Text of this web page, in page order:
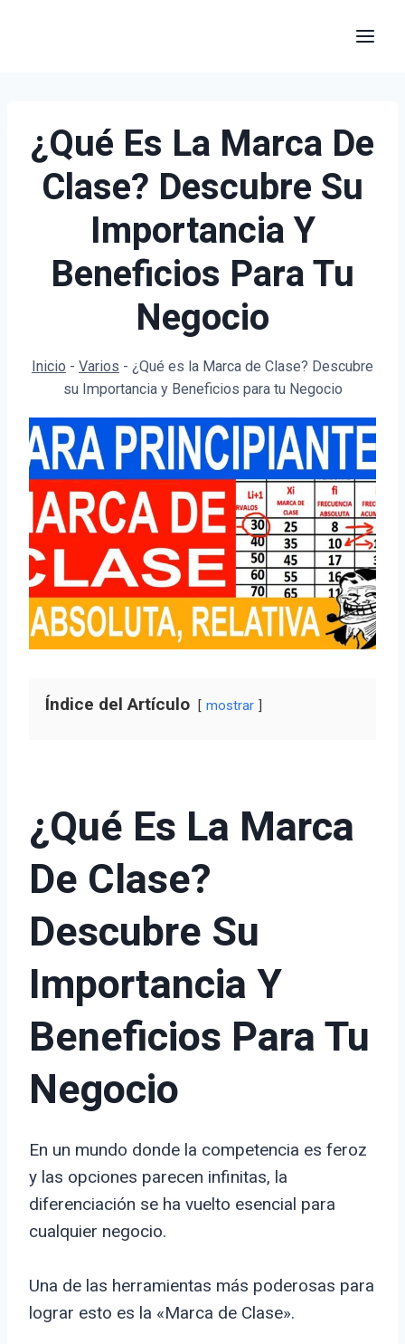
¿Qué Es La Marca De
Clase? Descubre Su
Importancia Y
Beneficios Para Tu
Negocio
Inicio - Varios - ¿Qué es la Marca de Clase? Descubre
su Importancia y Beneficios para tu Negocio
Índice del Artículo mostrar
¿Qué Es La Marca
De Clase?
Descubre Su
Importancia Y
Beneficios Para Tu
Negocio
En un mundo donde la competencia es feroz
y las opciones parecen infinitas, la
diferenciación se ha vuelto esencial para
cualquier negocio.
Una de las herramientas más poderosas para
lograr esto es la «Marca de Clase».